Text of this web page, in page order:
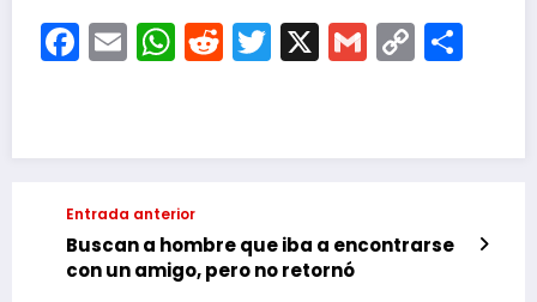
Facebook
EmailWhatsApp
Reddit
Twitter
X Gmail
Copy
Link
Entrada anterior
Buscan a hombre que iba a encontrarse
con un amigo, pero no retornó